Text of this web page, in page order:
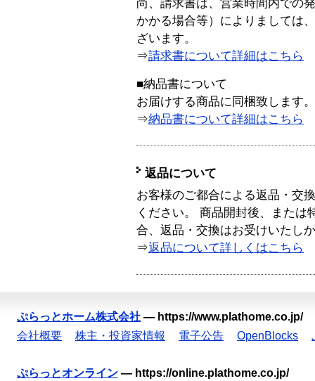
尚、請求書は、営業時間内での
かかる場合等）によりましては
ざいます。
⇒請求書について詳細はこちら
■納品書について
お届けする商品に同梱致します。
⇒納品書について詳細はこちら
返品について
お客様のご都合による返品・交
ください。 商品開封後、または
合、返品・交換はお受けいたし
⇒返品について詳しくはこちら
ぷらっとホーム株式会社 — https://www.plathome.co.jp/
会社概要
株主・投資家情報 電子公告 OpenBlocks
ぷらっとオンライン — https://online.plathome.co.jp/